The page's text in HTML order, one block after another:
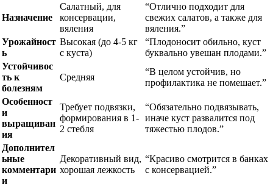
Назначение
Салатный, для
консервации,
вяления
“Отлично подходит для
свежих салатов, а также для
вяления.”
Урожайност
ь
Высокая (до 4-5 кг
с куста)
“Плодоносит обильно, куст
буквально увешан плодами.”
Устойчивос
ть к
болезням
Средняя
“В целом устойчив, но
профилактика не помешает.”
Особенност
и
выращиван
ия
Требует подвязки,
формирования в 1-
2 стебля
“Обязательно подвязывать,
иначе куст развалится под
тяжестью плодов.”
Дополнител
ьные
комментари
и
Декоративный вид,
хорошая лежкость
“Красиво смотрится в банках
с консервацией.”